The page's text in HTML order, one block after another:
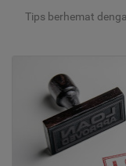
Tips berhemat